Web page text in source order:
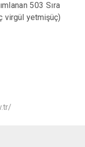
503 Sıra
virgül yetmişüç)